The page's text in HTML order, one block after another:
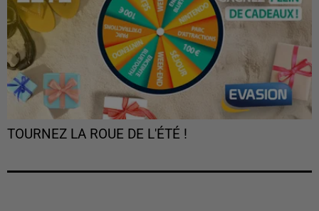
TOURNEZ LA ROUE DE L'ÉTÉ !